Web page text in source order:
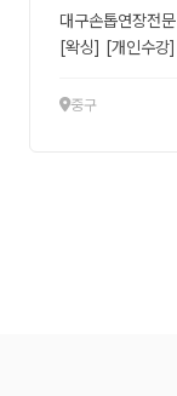
대구손톱연장전
[왁싱] [개인수강]
중구